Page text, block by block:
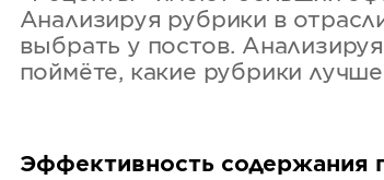
Анализируя рубрики в
выбрать у постов.
поймёте, какие рубрики
Эффективность содержания